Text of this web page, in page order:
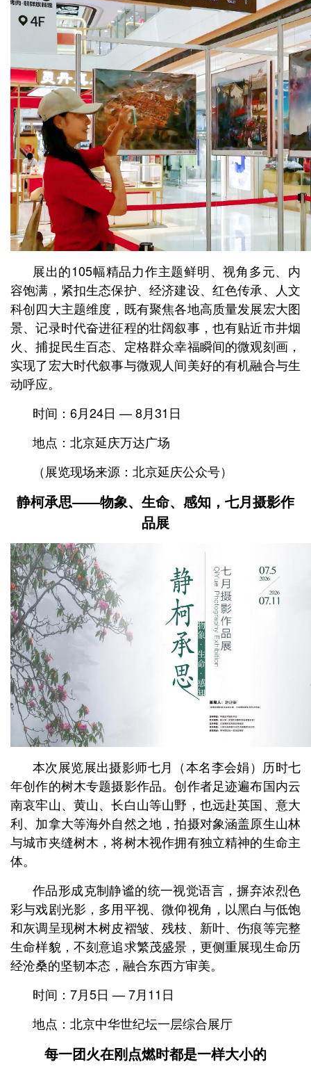
展出的105幅精品力作主题鲜明、视角多元、内
容饱满，紧扣生态保护、经济建设、红色传承、人文
科创四大主题维度，既有聚焦各地高质量发展宏大图
景、记录时代奋进征程的壮阔叙事，也有贴近市井烟
火、捕捉民生百态、定格群众幸福瞬间的微观刻画，
实现了宏大时代叙事与微观人间美好的有机融合与生
动呼应。
时间：6月24日 — 8月31日
地点：北京延庆万达广场
（展览现场来源：北京延庆公众号）
静柯承思——物象、生命、感知，七月摄影作
品展
本次展览展出摄影师七月（本名李会娟）历时七
年创作的树木专题摄影作品。创作者足迹遍布国内云
南哀牢山、黄山、长白山等山野，也远赴英国、意大
利、加拿大等海外自然之地，拍摄对象涵盖原生山林
与城市夹缝树木，将树木视作拥有独立精神的生命主
体。
作品形成克制静谧的统一视觉语言，摒弃浓烈色
彩与戏剧光影，多用平视、微仰视角，以黑白与低饱
和灰调呈现树木树皮褶皱、残枝、新叶、伤痕等完整
生命样貌，不刻意追求繁茂盛景，更侧重展现生命历
经沧桑的坚韧本态，融合东西方审美。
时间：7月5日 — 7月11日
地点：北京中华世纪坛一层综合展厅
每一团火在刚点燃时都是一样大小的